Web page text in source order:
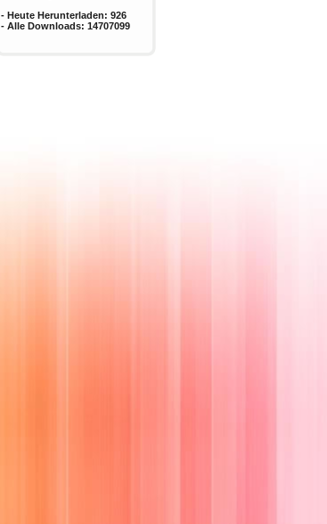
- Heute Herunterladen: 926
- Alle Downloads: 14707099